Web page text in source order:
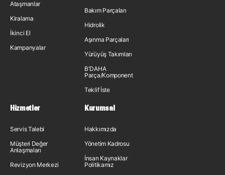
Ataşmanlar
Kiralama
İkinci El
Kampanyalar
Bakım Parçaları
Hidrolik
Aşınma Parçaları
Yürüyüş Takımları
B'DAHA
Parça/Komponent
Teklif İste
Hizmetler
Servis Talebi
Müşteri Değer
Anlaşmaları
Revizyon Merkezi
Kurumsal
Hakkımızda
Yönetim Kadrosu
İnsan Kaynakları
Politikamız